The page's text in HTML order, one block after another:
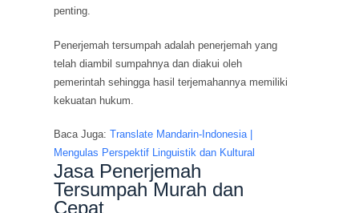
penting.
Penerjemah tersumpah adalah penerjemah yang
telah diambil sumpahnya dan diakui oleh
pemerintah sehingga hasil terjemahannya memiliki
kekuatan hukum.
Baca Juga:Translate Mandarin-Indonesia |
Mengulas Perspektif Linguistik dan Kultural
Jasa Penerjemah
Tersumpah Murah dan
Cepat